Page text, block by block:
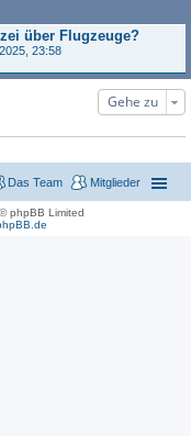
über Flugzeuge?
23:58
Gehe zu
Mitglieder
Das Team
phpBB Limited